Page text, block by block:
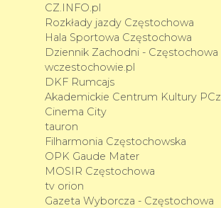
CZ.INFO.pl
Rozkłady jazdy Częstochowa
Hala Sportowa Częstochowa
Dziennik Zachodni - Częstochowa
wczestochowie.pl
DKF Rumcajs
Akademickie Centrum Kultury PCz
Cinema City
tauron
Filharmonia Częstochowska
OPK Gaude Mater
MOSIR Częstochowa
tv orion
Gazeta Wyborcza - Częstochowa